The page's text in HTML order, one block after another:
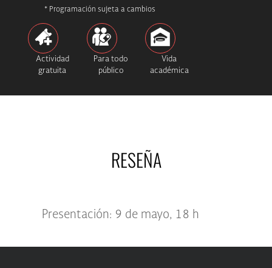
* Programación sujeta a cambios
Actividad
gratuita
Para todo
público
Vida
académica
RESEÑA
Presentación: 9 de mayo, 18 h